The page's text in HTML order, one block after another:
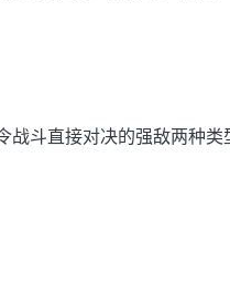
战斗直接对决的强敌两种类